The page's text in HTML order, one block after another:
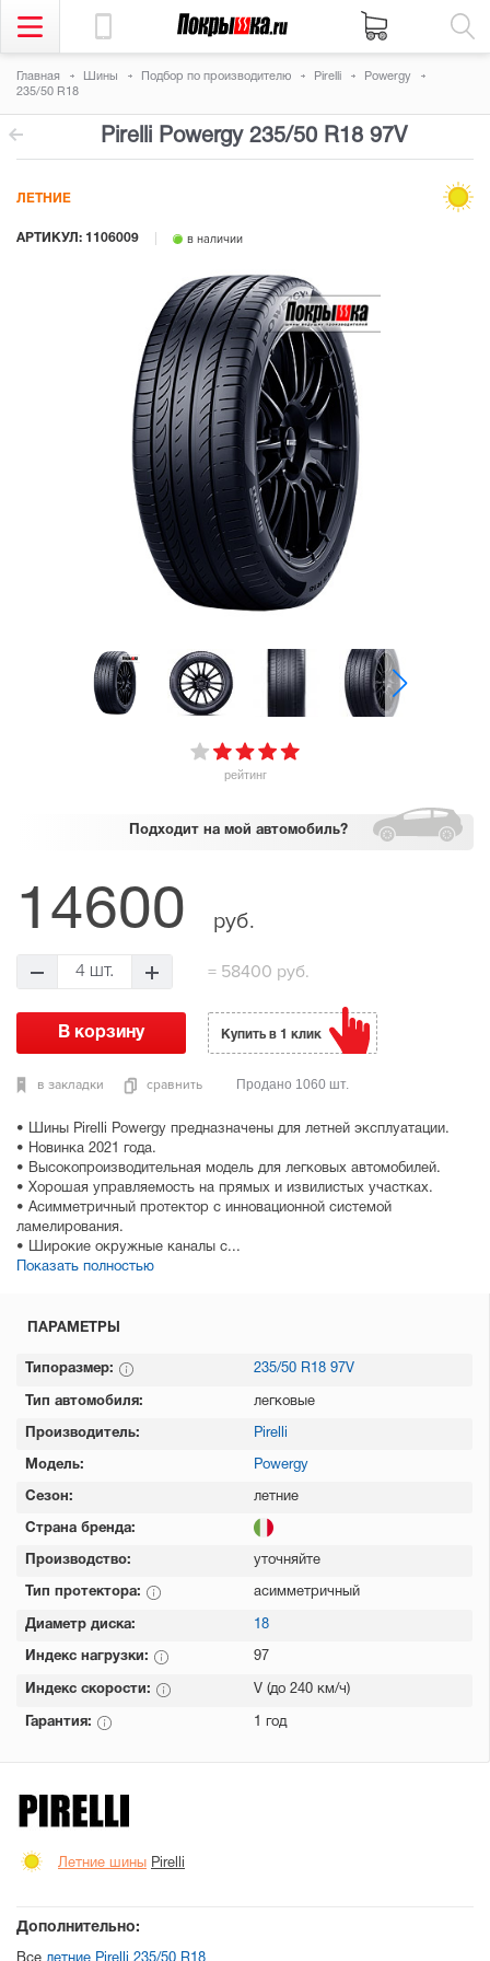
Главная Шины Подбор по производителю Pirelli
Powergy
235/50 R18
Pirelli Powergy 235/50 R18 97V
рейтинг
АРТИКУЛ: 1106009 в наличии
ЛЕТНИЕ
Подходит на мой автомобиль?
• Шины Pirelli Powergy предназначены для летней эксплуатации.
• Новинка 2021 года.
• Высокопроизводительная модель для легковых автомобилей.
• Хорошая управляемость на прямых и извилистых участках.
• Асимметричный протектор с инновационной системой
ламелирования.
• Широкие окружные каналы с...
Показать полностью
14600 руб.
4 шт. = 58400 руб.
в закладки сравнить
Купить в 1 клик
Продано 1060 шт.
ПАРАМЕТРЫ
Типоразмер: 235/50 R18 97V
Тип автомобиля: легковые
Производитель: Pirelli
Модель: Powergy
Сезон: летние
Страна бренда:
Производство: уточняйте
Тип протектора: асимметричный
Диаметр диска: 18
Индекс нагрузки: 97
Индекс скорости: V (до 240 км/ч)
Гарантия: 1 год
Летние шины Pirelli
Дополнительно: